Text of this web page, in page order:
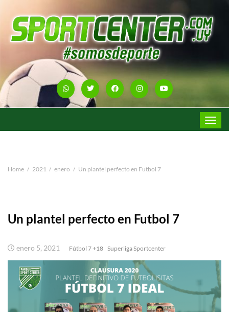
Toggle
Home 2021 enero Un plantel perfecto en Futbol 7
Un plantel perfecto en Futbol 7
enero 5, 2021 Fútbol 7 +18 Superliga Sportcenter